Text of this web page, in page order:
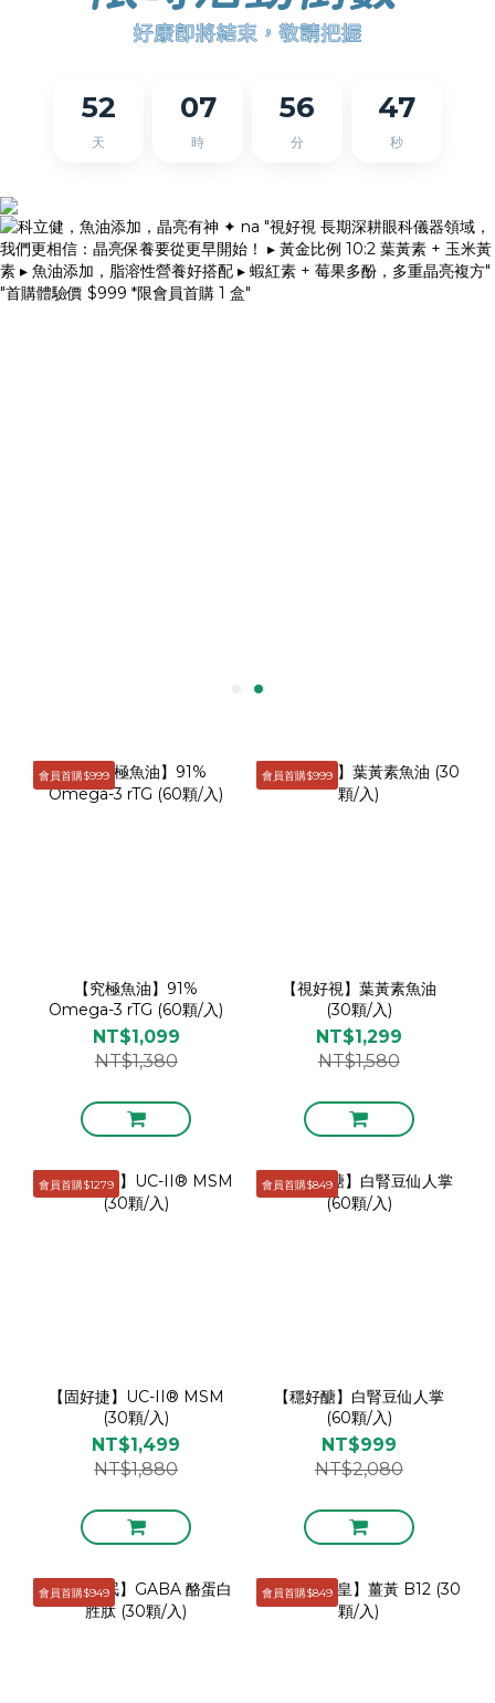
52
天
07
時
56
分
47
秒
會員首購$999
【究極魚油】91%
Omega-3 rTG (60顆/入)
NT$1,099
NT$1,380
會員首購$999
【視好視】葉黃素魚油
(30顆/入)
NT$1,299
NT$1,580
會員首購$1279
【固好捷】UC-II® MSM
(30顆/入)
NT$1,499
NT$1,880
會員首購$849
【穩好醣】白腎豆仙人掌
(60顆/入)
NT$999
NT$2,080
會員首購$949 會員首購$849